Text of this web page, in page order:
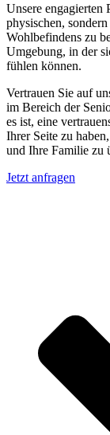
Unsere engagierten
physischen,
Wohlbefindens zu
Umgebung, in der
fühlen können.
Vertrauen Sie auf
im Bereich der
es ist, eine
Ihrer Seite zu
und Ihre Familie zu
Jetzt anfragen